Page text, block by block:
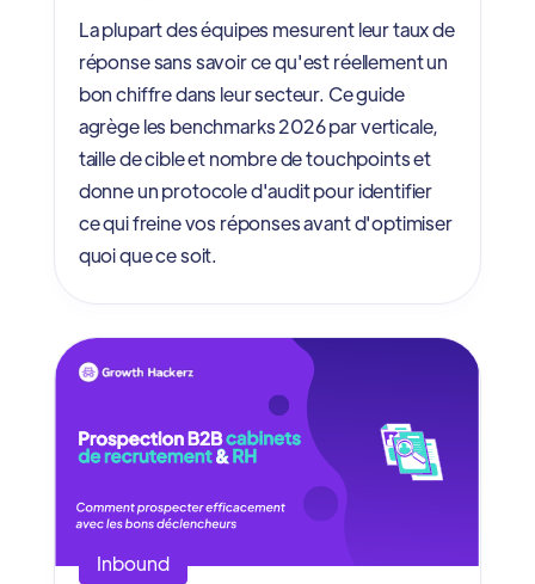
La plupart des équipes mesurent leur taux de
réponse sans savoir ce qu'est réellement un
bon chiffre dans leur secteur. Ce guide
agrège les benchmarks 2026 par verticale,
taille de cible et nombre de touchpoints et
donne un protocole d'audit pour identifier
ce qui freine vos réponses avant d'optimiser
quoi que ce soit.
Inbound